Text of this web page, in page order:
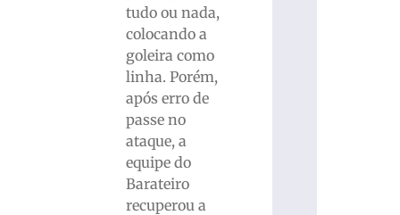
tudo ou nada,
colocando a
goleira como
linha. Porém,
após erro de
passe no
ataque, a
equipe do
Barateiro
recuperou a